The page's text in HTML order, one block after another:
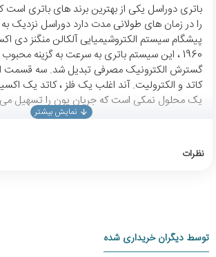
باتری دوراسل یکی از بهترین برند های باتری است
پیشگام سیستم الکتروشیمیایی آلکالن منگنز دی
1960 ، این سیستم باتری به سرعت به گزینه
گسترش الکترونیک مصرفی تبدیل شد. سه قسمت
کاتد و الکترولیت. آند اغلب یک فلز ، کاتد یک
یک محلول نمکی است که جریان یون را تسهیل می
نظرات
توسط دیگران خریداری شده